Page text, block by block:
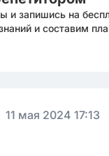
и запишись на
и составим
11 мая 2024 17:13